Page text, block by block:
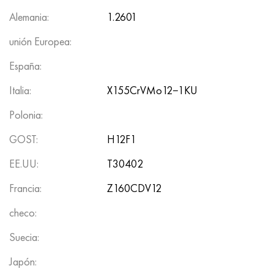
Alemania:
1.2601
unión Europea:
España:
Italia:
X155CrVMo12−1KU
Polonia:
GOST:
H12F1
EE.UU:
T30402
Francia:
Z160CDV12
checo:
Suecia:
Japón: